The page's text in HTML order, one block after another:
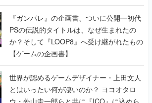
書】
『ガンパレ』の企画書、ついに公開━初代
PSの伝説的タイトルは、なぜ生まれたの
か？そして『LOOP8』へ受け継がれたもの
【ゲームの企画書】
世界が認めるゲームデザイナー・上田文人
とはいったい何が凄いのか？ ヨコオタロ